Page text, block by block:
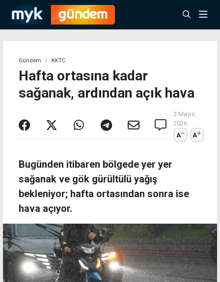
Gündem KKTC
Hafta ortasına kadar
sağanak, ardından açık hava
3 Mayıs
2026
A
A
Bugünden itibaren bölgede yer yer
sağanak ve gök gürültülü yağış
bekleniyor; hafta ortasından sonra ise
hava açıyor.